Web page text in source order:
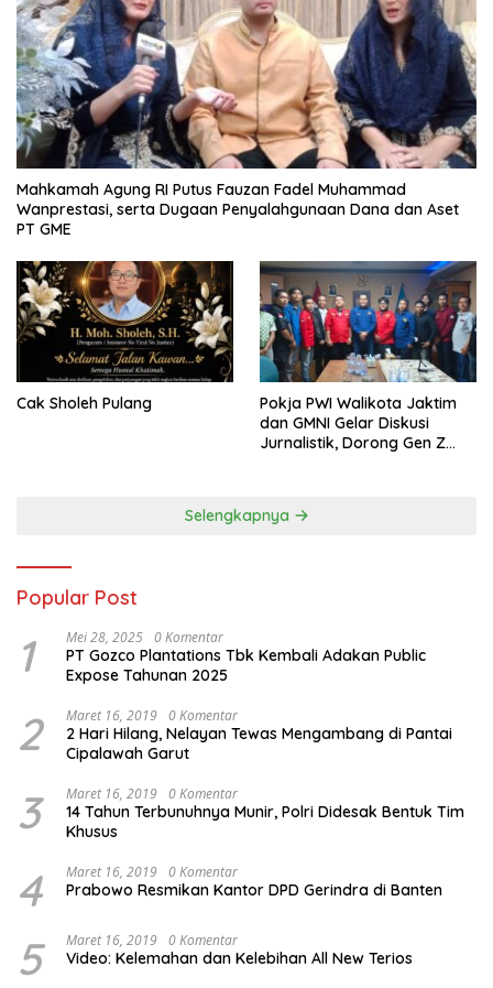
Mahkamah Agung RI Putus Fauzan Fadel Muhammad
Wanprestasi, serta Dugaan Penyalahgunaan Dana dan Aset
PT GME
Cak Sholeh Pulang
Pokja PWI Walikota Jaktim
dan GMNI Gelar Diskusi
Jurnalistik, Dorong Gen Z
Selengkapnya
Popular Post
1 Mei 28, 2025 0 Komentar
PT Gozco Plantations Tbk Kembali Adakan Public
Expose Tahunan 2025
2 Maret 16, 2019 0 Komentar
2 Hari Hilang, Nelayan Tewas Mengambang di Pantai
Cipalawah Garut
3 Maret 16, 2019 0 Komentar
14 Tahun Terbunuhnya Munir, Polri Didesak Bentuk Tim
Khusus
4 Maret 16, 2019 0 Komentar
Prabowo Resmikan Kantor DPD Gerindra di Banten
5 Maret 16, 2019 0 Komentar
Video: Kelemahan dan Kelebihan All New Terios